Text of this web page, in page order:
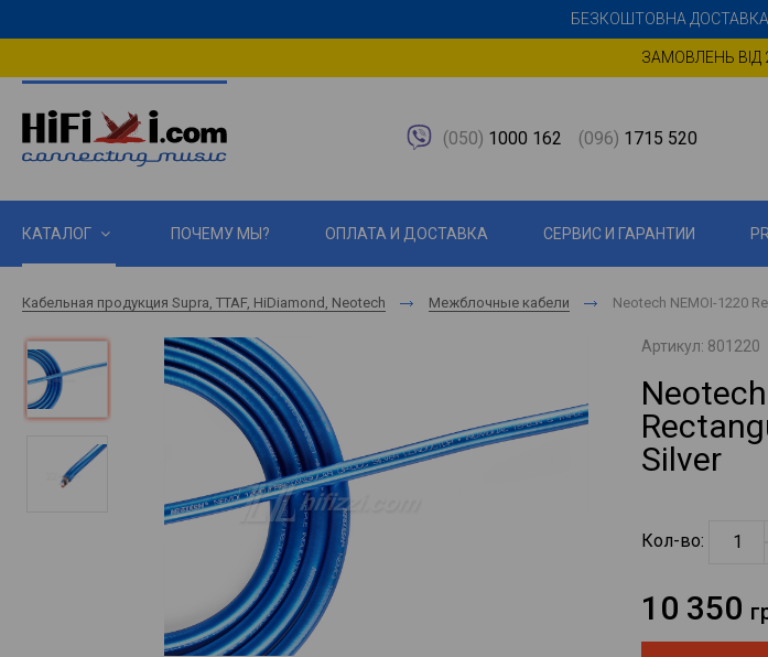
БЕЗКОШТОВНА
ЗАМОВЛЕНЬ ВІД
(050) 1000 162 (096) 1715 520
КАТАЛОГ ПОЧЕМУ МЫ? ОПЛАТА И ДОСТАВКА СЕРВИС И ГАРАНТИИ
Кабельная продукция Supra, TTAF, HiDiamond, Neotech Межблочные кабели Neotech NEMOI-1220
Артикул: 801220
Silver
Кол-во:
10 350